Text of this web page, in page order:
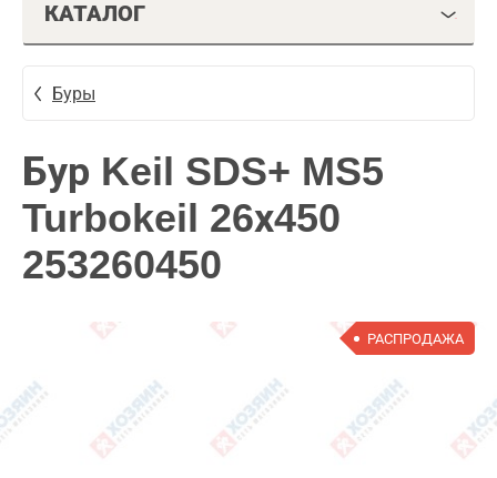
КАТАЛОГ
Буры
Бур Keil SDS+ MS5
Turbokeil 26х450
253260450
РАСПРОДАЖА